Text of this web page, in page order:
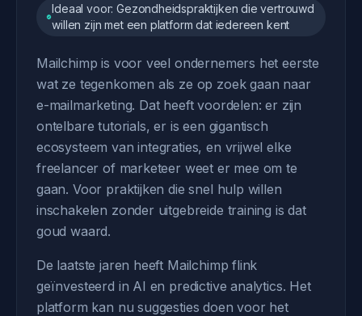
Ideaal voor: Gezondheidspraktijken die vertrouwd
willen zijn met een platform dat iedereen kent
Mailchimp is voor veel ondernemers het eerste
wat ze tegenkomen als ze op zoek gaan naar
e-mailmarketing. Dat heeft voordelen: er zijn
ontelbare tutorials, er is een gigantisch
ecosysteem van integraties, en vrijwel elke
freelancer of marketeer weet er mee om te
gaan. Voor praktijken die snel hulp willen
inschakelen zonder uitgebreide training is dat
goud waard.
De laatste jaren heeft Mailchimp flink
geïnvesteerd in AI en predictive analytics. Het
platform kan nu suggesties doen voor het